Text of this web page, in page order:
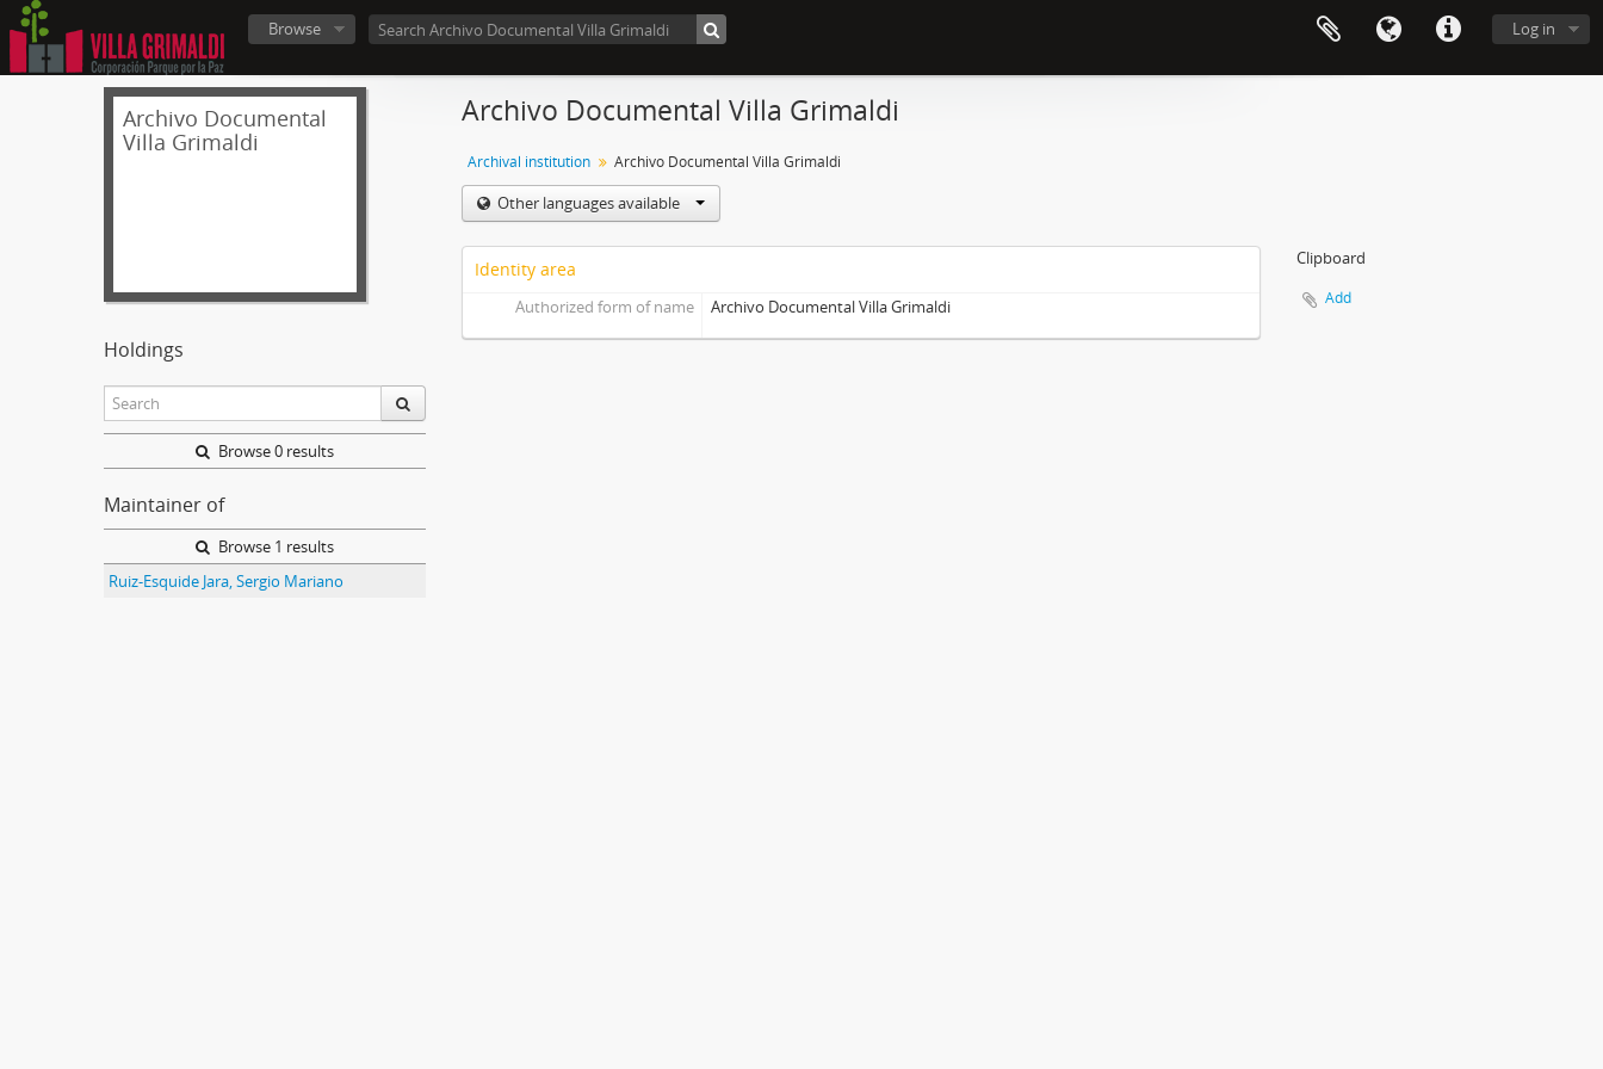
Log in
Browse
Archivo Documental
Villa Grimaldi
Holdings
Browse 0 results
Maintainer of
Browse 1 results
Ruiz-Esquide Jara, Sergio Mariano
Archivo Documental Villa Grimaldi
Archival institution Archivo Documental Villa Grimaldi
Other languages available
Identity area
Authorized form of name Archivo Documental Villa Grimaldi
Clipboard
Add